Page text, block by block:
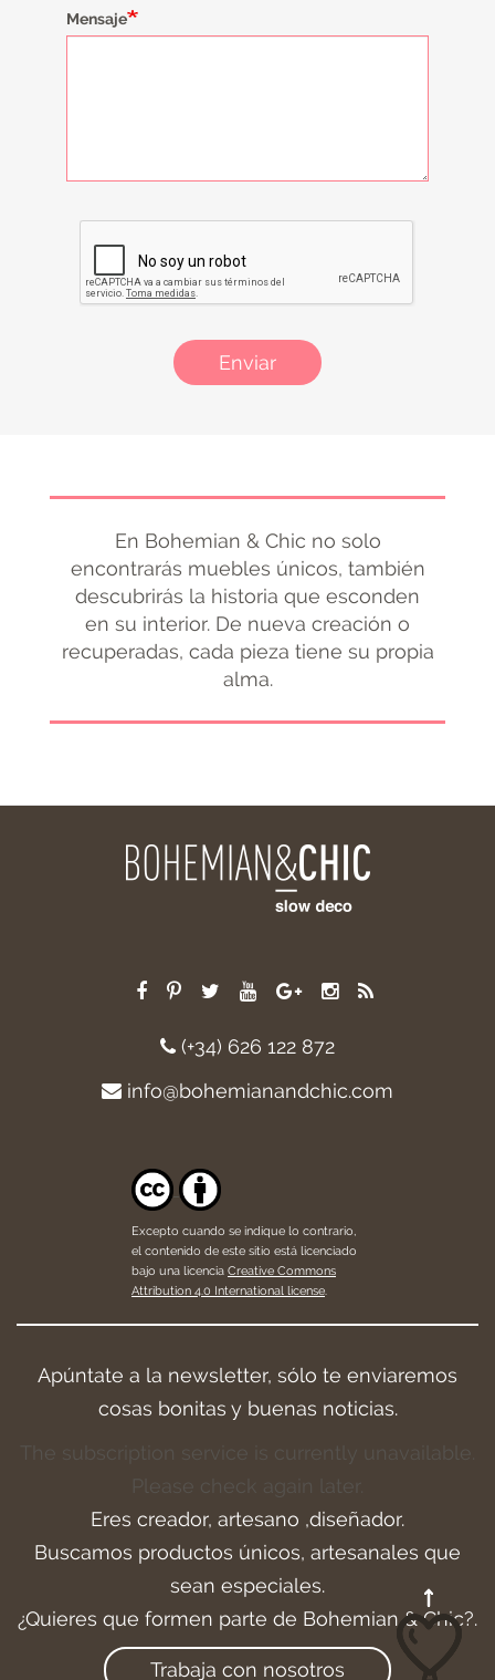
Mensaje
Enviar
En Bohemian & Chic no solo
encontrarás muebles únicos, también
descubrirás la historia que esconden
en su interior. De nueva creación o
recuperadas, cada pieza tiene su propia
alma.
(+34) 626 122 872
info@bohemianandchic.com
Excepto cuando se indique lo contrario,
el contenido de este sitio está licenciado
bajo una licencia Creative Commons
Attribution 4.0 International license.
Apúntate a la newsletter, sólo te enviaremos
cosas bonitas y buenas noticias.
The subscription service is currently unavailable.
Please check again later.
Eres creador, artesano ,diseñador.
Buscamos productos únicos, artesanales que
sean especiales.
¿Quieres que formen parte de Bohemian & Chic?.
Trabaja con nosotros